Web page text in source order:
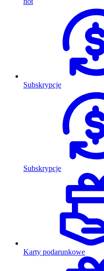
Subskrypcje
Subskrypcje
Karty podarunkowe